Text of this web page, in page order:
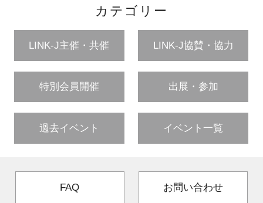
カテゴリー
LINK-J主催・共催 LINK-J協賛・協力
特別会員開催 出展・参加
過去イベント イベント一覧
FAQ お問い合わせ